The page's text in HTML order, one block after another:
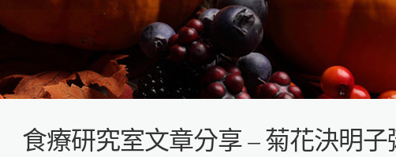
食療研究室文章分享 – 菊花決明子